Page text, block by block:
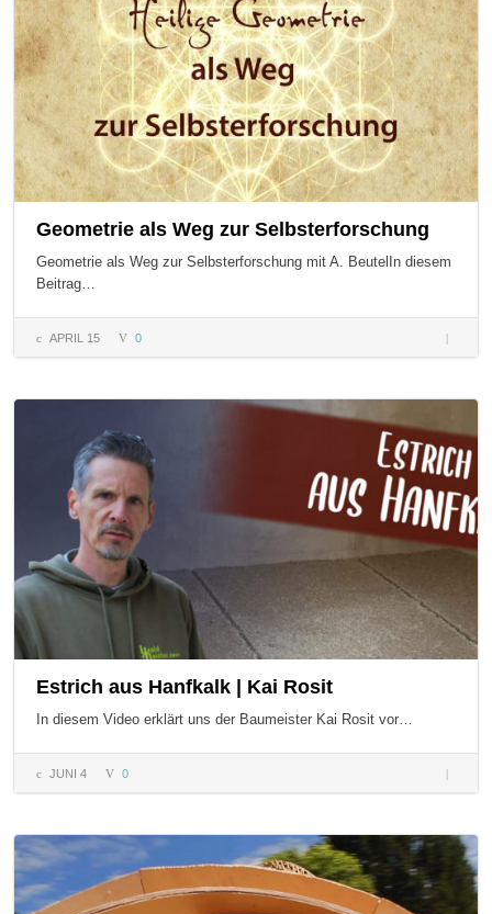
Geometrie als Weg zur Selbsterforschung
Geometrie als Weg zur Selbsterforschung mit A. BeutelIn diesem
Beitrag…
APRIL 15 0
Weg zur
Estrich aus Hanfkalk | Kai Rosit
In diesem Video erklärt uns der Baumeister Kai Rosit vor…
JUNI 4 0
aus
| Kai
Rosit